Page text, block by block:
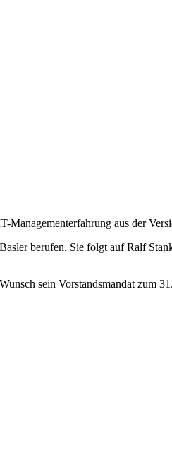
aus der
berufen. Sie folgt auf Ralf
sein Vorstandsmandat zum